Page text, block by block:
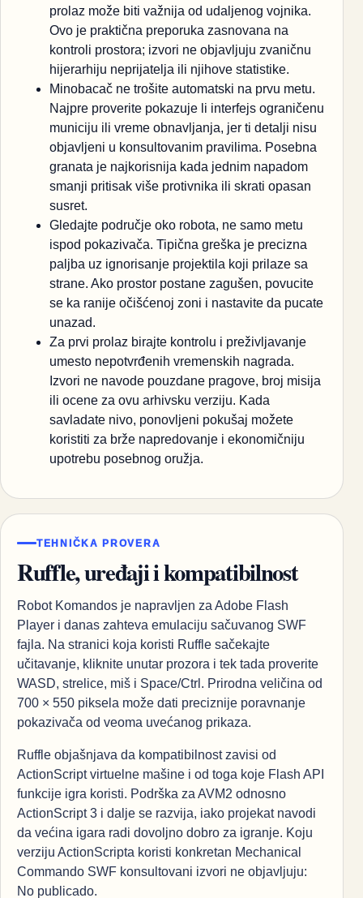
prolaz može biti važnija od udaljenog vojnika.
Ovo je praktična preporuka zasnovana na
kontroli prostora; izvori ne objavljuju zvaničnu
hijerarhiju neprijatelja ili njihove statistike.
Minobacač ne trošite automatski na prvu metu.
Najpre proverite pokazuje li interfejs ograničenu
municiju ili vreme obnavljanja, jer ti detalji nisu
objavljeni u konsultovanim pravilima. Posebna
granata je najkorisnija kada jednim napadom
smanji pritisak više protivnika ili skrati opasan
susret.
Gledajte područje oko robota, ne samo metu
ispod pokazivača. Tipična greška je precizna
paljba uz ignorisanje projektila koji prilaze sa
strane. Ako prostor postane zagušen, povucite
se ka ranije očišćenoj zoni i nastavite da pucate
unazad.
Za prvi prolaz birajte kontrolu i preživljavanje
umesto nepotvrđenih vremenskih nagrada.
Izvori ne navode pouzdane pragove, broj misija
ili ocene za ovu arhivsku verziju. Kada
savladate nivo, ponovljeni pokušaj možete
koristiti za brže napredovanje i ekonomičniju
upotrebu posebnog oružja.
TEHNIČKA PROVERA
Ruffle, uređaji i kompatibilnost
Robot Komandos je napravljen za Adobe Flash
Player i danas zahteva emulaciju sačuvanog SWF
fajla. Na stranici koja koristi Ruffle sačekajte
učitavanje, kliknite unutar prozora i tek tada proverite
WASD, strelice, miš i Space/Ctrl. Prirodna veličina od
700 × 550 piksela može dati preciznije poravnanje
pokazivača od veoma uvećanog prikaza.
Ruffle objašnjava da kompatibilnost zavisi od
ActionScript virtuelne mašine i od toga koje Flash API
funkcije igra koristi. Podrška za AVM2 odnosno
ActionScript 3 i dalje se razvija, iako projekat navodi
da većina igara radi dovoljno dobro za igranje. Koju
verziju ActionScripta koristi konkretan Mechanical
Commando SWF konsultovani izvori ne objavljuju:
No publicado.